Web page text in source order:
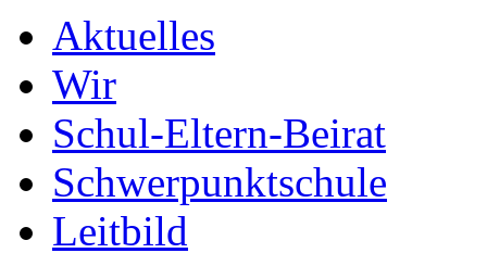
Aktuelles
Wir
Schul-Eltern-Beirat
Schwerpunktschule
Leitbild